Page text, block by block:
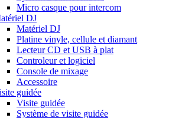
Micro casque pour intercom
DJ
Matériel DJ
Platine vinyle, cellule et diamant
Lecteur CD et USB à plat
Controleur et logiciel
Console de mixage
Accessoire
guidée
Visite guidée
Système de visite guidée